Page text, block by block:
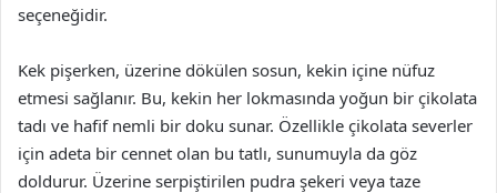
seçeneğidir.
Kek pişerken, üzerine dökülen sosun, kekin içine nüfuz
etmesi sağlanır. Bu, kekin her lokmasında yoğun bir çikolata
tadı ve hafif nemli bir doku sunar. Özellikle çikolata severler
için adeta bir cennet olan bu tatlı, sunumuyla da göz
doldurur. Üzerine serpiştirilen pudra şekeri veya taze